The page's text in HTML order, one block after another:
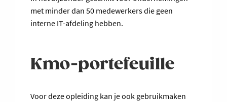
met minder dan 50 medewerkers die geen
interne IT-afdeling hebben.
Kmo-portefeuille
Voor deze opleiding kan je ook gebruikmaken